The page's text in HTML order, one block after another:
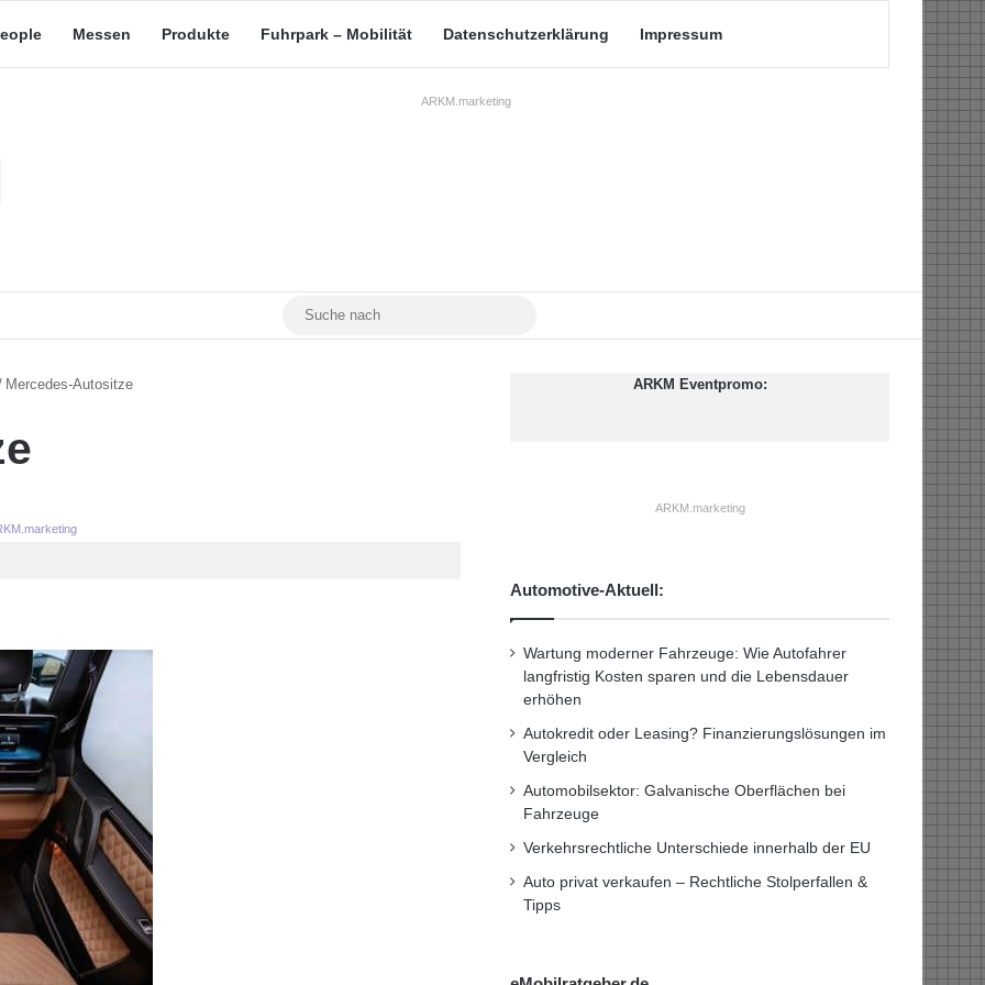
Messen Produkte Fuhrpark – Mobilität Datenschutzerklärung Impressum
ARKM.marketing
YouTubeMastodon
Mercedes-Autositze ARKM Eventpromo:
ARKM.marketing
Automotive-Aktuell:
Wartung moderner Fahrzeuge: Wie Autofahrer
langfristig Kosten sparen und die Lebensdauer
erhöhen
Autokredit oder Leasing? Finanzierungslösungen im
Vergleich
Automobilsektor: Galvanische Oberflächen bei
Fahrzeuge
Verkehrsrechtliche Unterschiede innerhalb der EU
Auto privat verkaufen – Rechtliche Stolperfallen &
Tipps